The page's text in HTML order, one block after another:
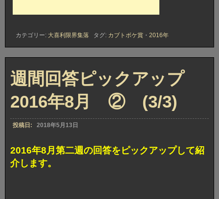
カテゴリー: 大喜利限界集落 タグ: カブトボケ賞 ・ 2016年
週間回答ピックアップ
2016年8月 ② (3/3)
投稿日: 2018年5月13日
2016年8月第二週の回答をピックアップして紹
介します。